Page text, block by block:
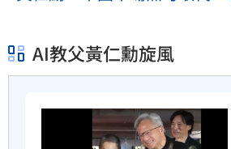
AI教父黃仁勳旋風